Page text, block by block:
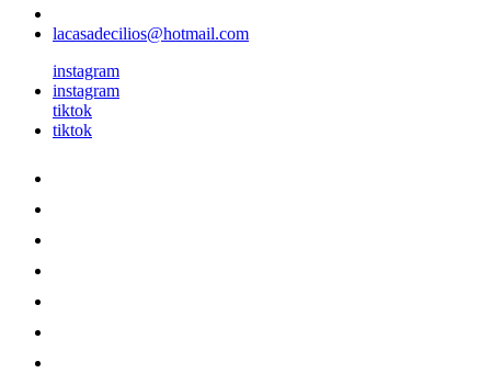
lacasadecilios@hotmail.com
instagram
instagram
tiktok
tiktok